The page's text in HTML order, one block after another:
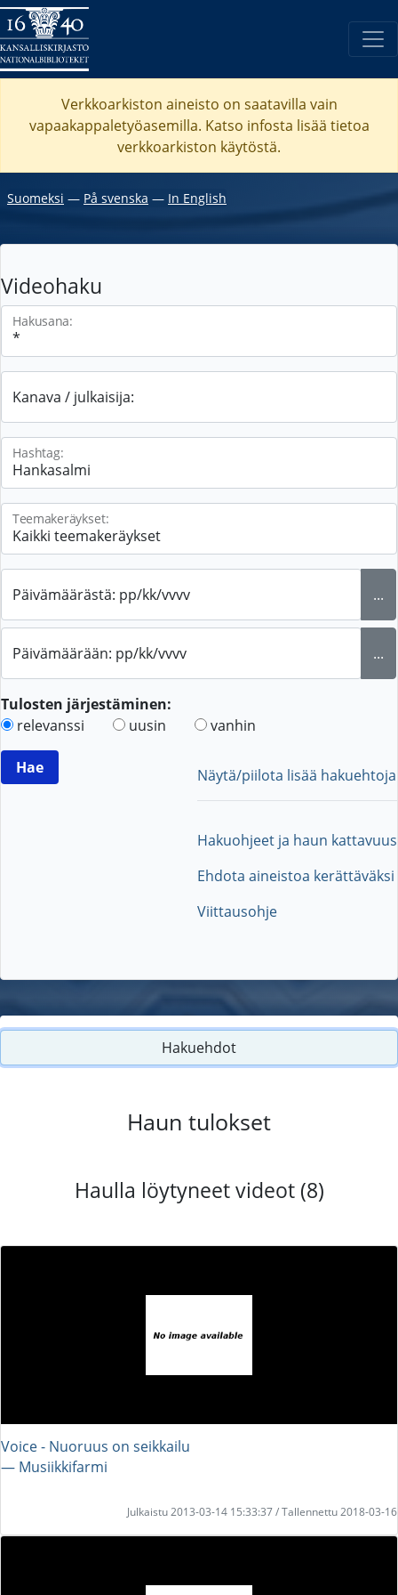
Verkkoarkiston aineisto on saatavilla vain
vapaakappaletyöasemilla. Katso infosta lisää tietoa
verkkoarkiston käytöstä.
Suomeksi ― På svenska ― In English
Videohaku
Hakusana:
Kanava / julkaisija:
Hashtag:
Teemakeräykset:
Päivämäärästä: pp/kk/vvvv ...
Päivämäärään: pp/kk/vvvv ...
Tulosten järjestäminen:
relevanssi
uusin vanhin
Näytä/piilota lisää hakuehtoja
Hakuohjeet ja haun kattavuus
Ehdota aineistoa kerättäväksi
Viittausohje
Hakuehdot
Haun tulokset
Haulla löytyneet videot (8)
Voice - Nuoruus on seikkailu
― Musiikkifarmi
Julkaistu 2013-03-14 15:33:37 / Tallennettu 2018-03-16